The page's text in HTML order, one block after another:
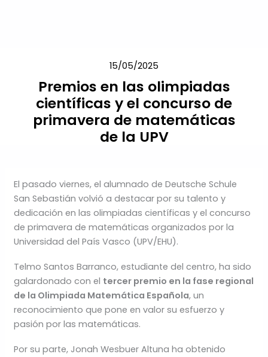
15/05/2025
Premios en las olimpiadas
científicas y el concurso de
primavera de matemáticas
de la UPV
El pasado viernes, el alumnado de Deutsche Schule
San Sebastián volvió a destacar por su talento y
dedicación en las olimpiadas científicas y el concurso
de primavera de matemáticas organizados por la
Universidad del País Vasco (UPV/EHU).
Telmo Santos Barranco, estudiante del centro, ha sido
galardonado con el tercer premio en la fase regional
de la Olimpiada Matemática Española, un
reconocimiento que pone en valor su esfuerzo y
pasión por las matemáticas.
Por su parte, Jonah Wesbuer Altuna ha obtenido